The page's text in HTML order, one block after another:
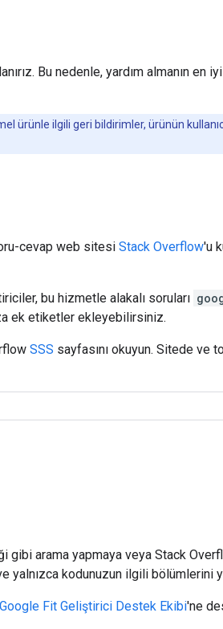
Bu nedenle, yardım almanın
ürünle ilgili geri bildirimler, ürünün
cevap web sitesi Stack Overflow'u
bu hizmetle alakalı soruları
ek etiketler ekleyebilirsiniz.
SSS sayfasını okuyun. Sitede ve
gibi arama yapmaya veya Stack
yalnızca kodunuzun ilgili bölümlerini
Google Fit Geliştirici Destek Ekibi'ne